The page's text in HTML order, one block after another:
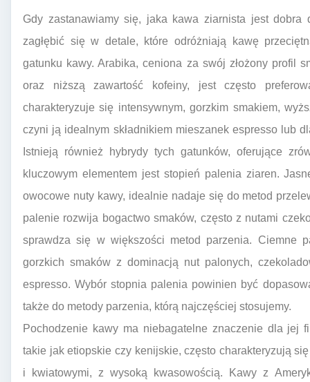
Gdy zastanawiamy się, jaka kawa ziarnista jest dobra
zagłębić się w detale, które odróżniają kawę
gatunku kawy. Arabika, ceniona za swój złożony profil
oraz niższą zawartość kofeiny, jest często
charakteryzuje się intensywnym, gorzkim smakiem,
czyni ją idealnym składnikiem mieszanek espresso lub
Istnieją również hybrydy tych gatunków, oferujące
kluczowym elementem jest stopień palenia ziaren.
owocowe nuty kawy, idealnie nadaje się do metod
palenie rozwija bogactwo smaków, często z nutami
sprawdza się w większości metod parzenia. Ciemne
gorzkich smaków z dominacją nut palonych,
espresso. Wybór stopnia palenia powinien być
także do metody parzenia, którą najczęściej stosujemy.
Pochodzenie kawy ma niebagatelne znaczenie dla jej
takie jak etiopskie czy kenijskie, często charakteryzują
i kwiatowymi, z wysoką kwasowością. Kawy z